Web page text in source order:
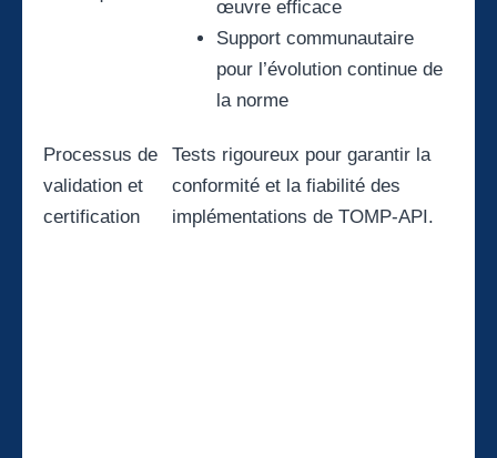
œuvre efficace
Support communautaire
pour l’évolution continue de
la norme
Processus de
validation et
certification
Tests rigoureux pour garantir la
conformité et la fiabilité des
implémentations de TOMP-API.